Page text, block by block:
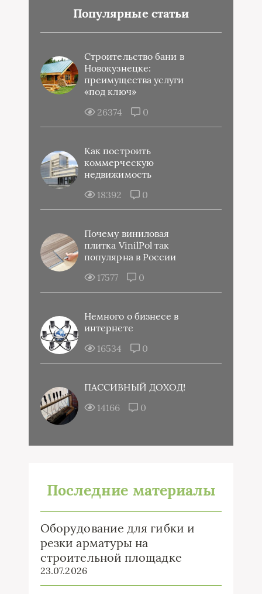
Популярные статьи
Строительство бани в
Новокузнецке:
преимущества услуги
«под ключ»
26374
0
Как построить
коммерческую
недвижимость
18392
0
Почему виниловая
плитка VinilPol так
популярна в России
17577
0
Немного о бизнесе в
интернете
16534
0
ПАССИВНЫЙ ДОХОД!
14166
0
Последние материалы
Оборудование для гибки и
резки арматуры на
строительной площадке
23.07.2026